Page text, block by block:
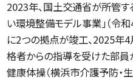
2023年、国土交通省が所管
い環境整備モデル事業」（令
に2つの拠点が竣工、2025年4
格者からの指導を受けた部員
健康体操（横浜市介護予防・